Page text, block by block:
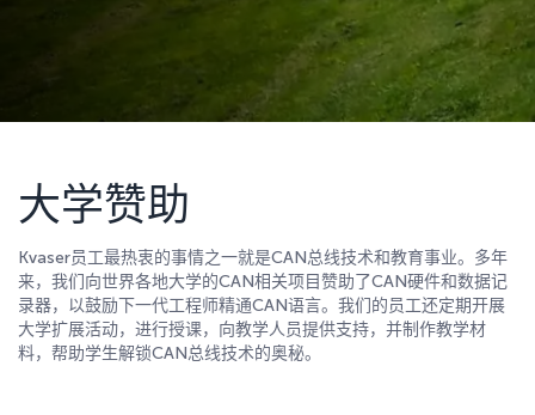
大学赞助
Kvaser员工最热衷的事情之一就是CAN总线技术和教育事业。多年
来，我们向世界各地大学的CAN相关项目赞助了CAN硬件和数据记
录器，以鼓励下一代工程师精通CAN语言。我们的员工还定期开展
大学扩展活动，进行授课，向教学人员提供支持，并制作教学材
料，帮助学生解锁CAN总线技术的奥秘。